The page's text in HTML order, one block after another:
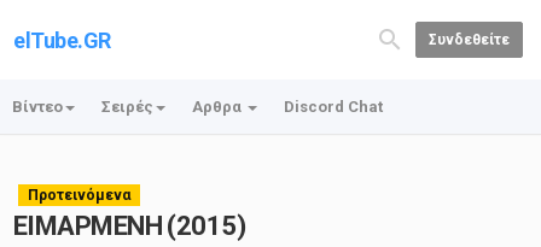
elTube.GR Συνδεθείτε
Βίντεο Σειρές Αρθρα Discord Chat
Προτεινόμενα
ΕΙΜΑΡΜΕΝΗ (2015)